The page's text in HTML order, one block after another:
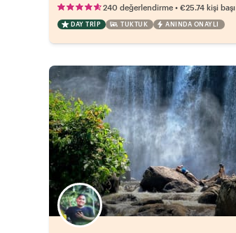
240 değerlendirme • €25.74 kişi başı
DAY TRIP TUKTUK ANINDA ONAYLI